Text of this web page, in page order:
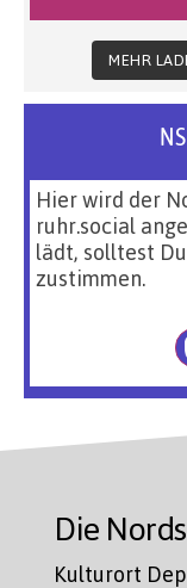
MEHR
Hier wird der
ruhr.social
lädt, solltest
zustimmen.
Die
Kulturort